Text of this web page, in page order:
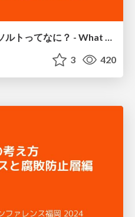
パスワードのハッシュ、ソルトってなに？ - What is hash and salt for password?
3 420